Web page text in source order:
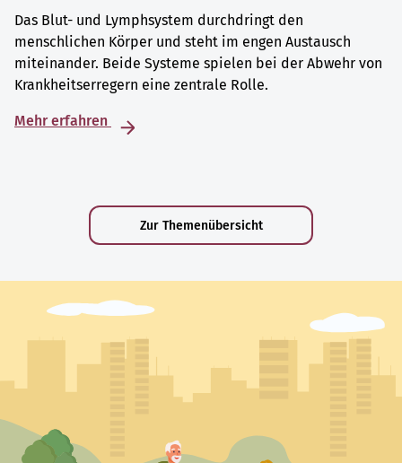
Das Blut- und Lymphsystem durchdringt den
menschlichen Körper und steht im engen Austausch
miteinander. Beide Systeme spielen bei der Abwehr von
Krankheitserregern eine zentrale Rolle.
Mehr erfahren
Zur Themenübersicht